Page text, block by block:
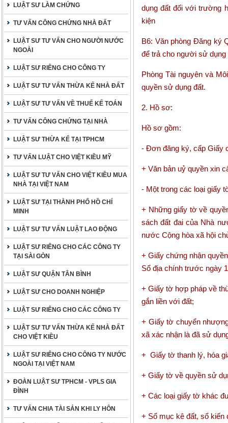
LUẬT SƯ LÀM CHỨNG
TƯ VẤN CÔNG CHỨNG NHÀ ĐẤT
LUẬT SƯ TƯ VẤN CHO NGƯỜI NƯỚC
NGOÀI
LUẬT SƯ RIÊNG CHO CÔNG TY
LUẬT SƯ TƯ VẤN THỪA KẾ NHÀ ĐẤT
LUẬT SƯ TƯ VẤN VỀ THUẾ KẾ TOÁN
TƯ VẤN CÔNG CHỨNG TẠI NHÀ
LUẬT SƯ THỪA KẾ TẠI TPHCM
TƯ VẤN LUẬT CHO VIỆT KIỀU MỸ
LUẬT SƯ TƯ VẤN CHO VIỆT KIỀU MUA
NHÀ TẠI VIỆT NAM
LUẬT SƯ TẠI THÀNH PHỐ HỒ CHÍ
MINH
LUẬT SƯ TƯ VẤN LUẬT LAO ĐỘNG
LUẬT SƯ RIÊNG CHO CÁC CÔNG TY
TẠI SÀI GÒN
LUẬT SƯ QUẬN TÂN BÌNH
LUẬT SƯ CHO DOANH NGHIỆP
LUẬT SƯ RIÊNG CHO CÁC CÔNG TY
LUẬT SƯ TƯ VẤN THỪA KẾ NHÀ ĐẤT
CHO VIỆT KIỀU
LUẬT SƯ RIÊNG CHO CÔNG TY NƯỚC
NGOÀI TẠI VIỆT NAM
ĐOÀN LUẬT SƯ TPHCM - VPLS GIA
ĐÌNH
TƯ VẤN CHIA TÀI SẢN KHI LY HÔN
dụng đất đối với trường
kiện
B6: Văn phòng Đăng ký
để trả cho người sử dụng
Phòng Tài nguyên và
quyền sử dụng đất.
2. Hồ sơ:
Hồ sơ gồm:
- Đơn đăng ký, cấp Giấy
+ Văn bản uỷ quyền xin
- Một trong các loại giấy
+ Những giấy tờ về
sách đất đai của Nhà
nước Cộng hòa xã hội
+ Giấy chứng nhận
Sổ địa chính trước ngày
+ Giấy tờ hợp pháp về
gắn liền với đất;
+ Giấy tờ chuyển
xã xác nhận là đã sử
+ Giấy tờ thanh lý, hóa
+ Giấy tờ về quyền sử
+ Các loại giấy tờ khác
+ Sổ mục kê đất, sổ kiến